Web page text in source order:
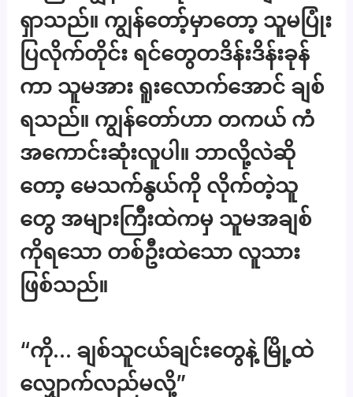
ရှာသည်။ ကျွန်တော့်မှာတော့ သူမပြုံး
ပြလိုက်တိုင်း ရင်တွေတဒိန်းဒိန်းခုန်
ကာ သူမအား ရူးလောက်အောင် ချစ်
ရသည်။ ကျွန်တော်ဟာ တကယ် ကံ
အကောင်းဆုံးလူပါ။ ဘာလို့လဲဆို
တော့ မေသက်နွယ်ကို လိုက်တဲ့သူ
တွေ အများကြီးထဲကမှ သူမအချစ်
ကိုရသော တစ်ဦးထဲသော လူသား
ဖြစ်သည်။
“ကို… ချစ်သူငယ်ချင်းတွေနဲ့ မြို့ထဲ
လျှောက်လည်မလို့”